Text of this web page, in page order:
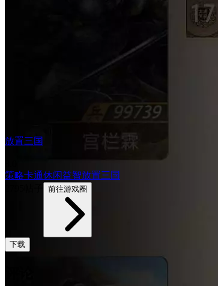
放置三国
策略卡通休闲益智放置三国
前往游戏圈
下载